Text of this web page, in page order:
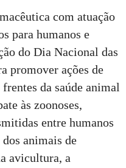
com atuação
para humanos e
do Dia Nacional das
promover ações de
da saúde animal
às zoonoses,
entre humanos
animais de
avicultura, a